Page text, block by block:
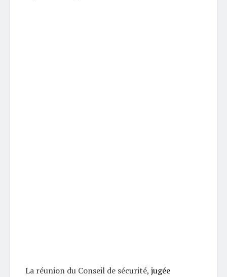
La réunion du Conseil de sécurité, jugée